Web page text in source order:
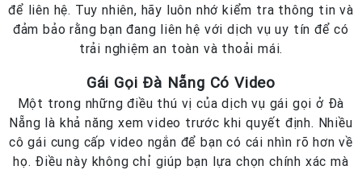
để liên hệ. Tuy nhiên, hãy luôn nhớ kiểm tra thông tin và
đảm bảo rằng bạn đang liên hệ với dịch vụ uy tín để có
trải nghiệm an toàn và thoải mái.
Gái Gọi Đà Nẵng Có Video
Một trong những điều thú vị của dịch vụ gái gọi ở Đà
Nẵng là khả năng xem video trước khi quyết định. Nhiều
cô gái cung cấp video ngắn để bạn có cái nhìn rõ hơn về
họ. Điều này không chỉ giúp bạn lựa chọn chính xác mà